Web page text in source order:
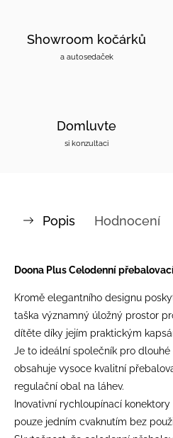
Showroom kočárků
a autosedaček
Domluvte
si konzultaci
Popis Hodnocení
Doona Plus Celodenní
Kromě elegantního designu
taška významný úložný prostor
dítěte díky jejím praktickým
Je to ideální společník pro
obsahuje vysoce kvalitní
regulační obal na láhev.
Inovativní rychloupínací
pouze jedním cvaknutím bez